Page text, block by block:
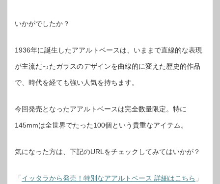
いかがでしたか？
1936年に誕生したアアルトベースは、いままで直線的な表現
が主流だったガラスのデザインを曲線的に変えた歴史的作品
で、時代を経ても強い人気を持ちます。
今回発売となったアアルトベースは完全数量限定。特に
145mmは全世界でたった100個という貴重なアイテム。
気になった方は、下記のURLをチェックしてみてはいかが？
「イッタラから発売！特別なアアルトベース 詳細はこちら 」